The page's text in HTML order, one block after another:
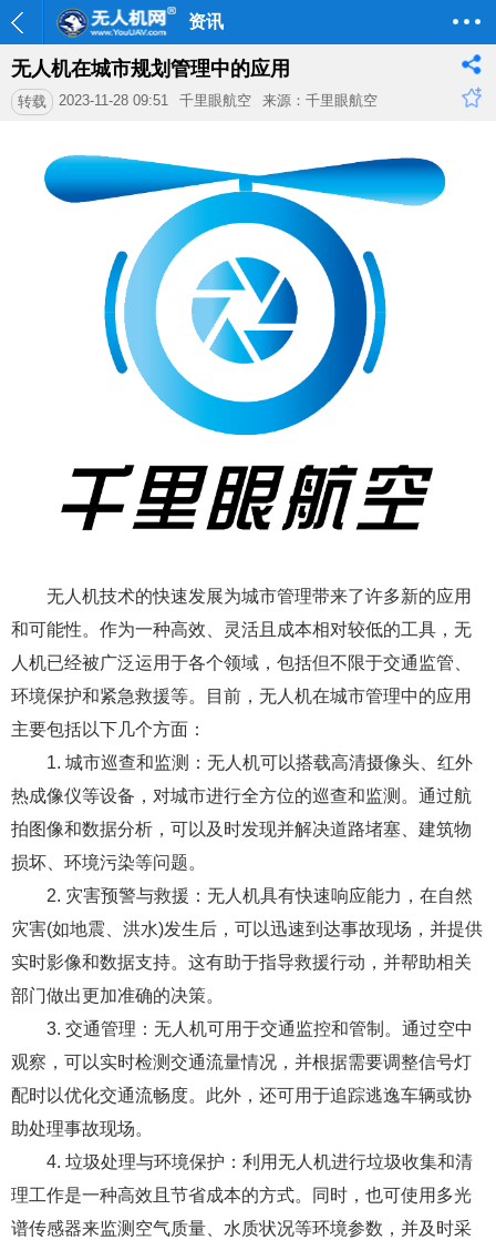
资讯
无人机在城市规划管理中的应用
转载 2023-11-28 09:51 千里眼航空 来源：千里眼航空
无人机技术的快速发展为城市管理带来了许多新的应用
和可能性。作为一种高效、灵活且成本相对较低的工具，无
人机已经被广泛运用于各个领域，包括但不限于交通监管、
环境保护和紧急救援等。目前，无人机在城市管理中的应用
主要包括以下几个方面：
1. 城市巡查和监测：无人机可以搭载高清摄像头、红外
热成像仪等设备，对城市进行全方位的巡查和监测。通过航
拍图像和数据分析，可以及时发现并解决道路堵塞、建筑物
损坏、环境污染等问题。
2. 灾害预警与救援：无人机具有快速响应能力，在自然
灾害(如地震、洪水)发生后，可以迅速到达事故现场，并提供
实时影像和数据支持。这有助于指导救援行动，并帮助相关
部门做出更加准确的决策。
3. 交通管理：无人机可用于交通监控和管制。通过空中
观察，可以实时检测交通流量情况，并根据需要调整信号灯
配时以优化交通流畅度。此外，还可用于追踪逃逸车辆或协
助处理事故现场。
4. 垃圾处理与环境保护：利用无人机进行垃圾收集和清
理工作是一种高效且节省成本的方式。同时，也可使用多光
谱传感器来监测空气质量、水质状况等环境参数，并及时采